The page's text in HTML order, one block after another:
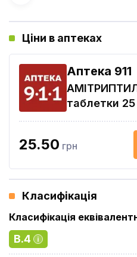
Ціни в аптеках
Aптека 911
таблетки
25.50 грн
Класифікація
Класифікація
B.4